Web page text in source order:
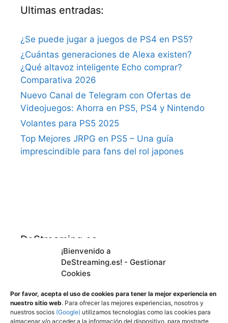
¡Bienvenido a
DeStreaming.es! - Gestionar
Cookies
Por favor, acepta el uso de cookies para tener la mejor experiencia en
nuestro sitio web. Para ofrecer las mejores experiencias, nosotros y
nuestros socios (Google) utilizamos tecnologías como las cookies para
almacenar y/o acceder a la información del dispositivo, para mostrarte
Ultimas entradas:
¿Se puede jugar a juegos de PS4 en PS5?
¿Cuántas generaciones de Alexa existen?
¿Qué altavoz inteligente Echo comprar?
Comparativa 2026
Nuevo Canal de Telegram con Ofertas de
Videojuegos: Ahorra en PS5, PS4 y Nintendo
Volantes para PS5 2025
Top Mejores JRPG en PS5 – Una guía
imprescindible para fans del rol japones
DeStreaming.es
En calidad de afiliado de Amazon, obtengo
cumplen los requisitos aplicables.